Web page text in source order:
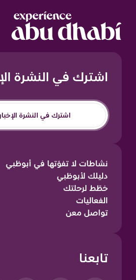
اشترك في النشرة
اشترك في النشرة
نشاطات لا تفوّتها في أبوظبي
دليلك لأبوظبي
خطّط لرحلتك
الفعاليات
تواصل معن
تابعنا